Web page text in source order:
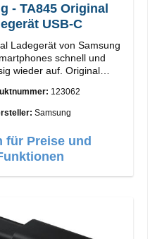
- TA845 Original
USB-C
Ladegerät von Samsung
schnell und
auf. Original
USB-C Output:
45W Farbe: Schwarz
123062
Samsung
für Preise und